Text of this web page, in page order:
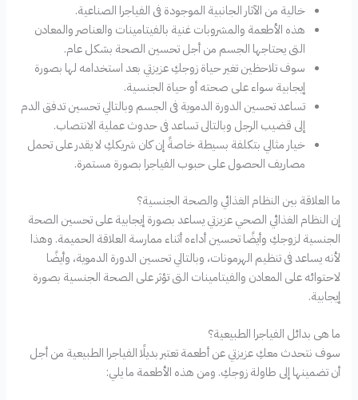
خالية من الآثار الجانبية الموجودة فى الفياجرا الصناعية.
هذه الأطعمة والمشروبات غنية بالفيتامينات والعناصر والمعادن
التى يحتاجها الجسم من أجل تحسين الصحة بشكل عام.
سوف تلاحظين تغير حياة زوجكِ عزيزتي بعد استخدامه لها بصورة
إيجابية سواء على صحته أو حياة الجنسية.
تساعد تحسين الدورة الدموية فى الجسم وبالتالي تحسين تدفق الدم
إلى قضيب الرجل وبالتالى تساعد فى حدوث عملية الانتصاب.
خيار مثالي بتكلفة بسيطة خاصةً إن كان شريككِ لا يقدر على تحمل
مصاريف الحصول على حبوب الفياجرا بصورة مستمرة.
ما العلاقة بين النظام الغذائي والصحة الجنسية؟
إن النظام الغذائي الصحي عزيزتي يساعد بصورة إيجابية على تحسين الصحة
الجنسية لزوجكِ وأيضًا تحسين أداءه أثناء ممارسة العلاقة الحميمة. وهذا
لأنه يساعد فى تنظيم الهرمونات، وبالتالي تحسين الدورة الدموية، وأيضًا
لاحتوائه على المعادن والفيتامينات التى تؤثر على الصحة الجنسية بصورة
إيجابية.
ما هى بدائل الفياجرا الطبيعية؟
سوف نتحدث معكِ عزيزتي عن أطعمة تعتبر بديلًا الفياجرا الطبيعية من أجل
أن تضمينها إلى طاولة زوجكِ. ومن هذه الأطعمة ما يلي: